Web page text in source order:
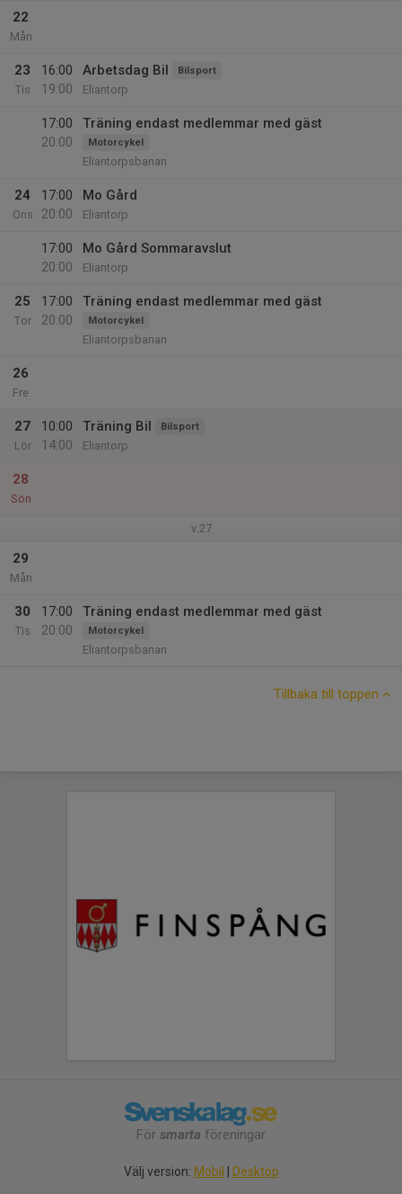
22
Mån
23
Tis
16:00
19:00
Arbetsdag Bil Bilsport
Eliantorp
17:00
20:00
Träning endast medlemmar med gäst
Motorcykel
Eliantorpsbanan
24
Ons
17:00
20:00
Mo Gård
Eliantorp
17:00
20:00
Mo Gård Sommaravslut
Eliantorp
25
Tor
17:00
20:00
Träning endast medlemmar med gäst
Motorcykel
Eliantorpsbanan
26
Fre
27
Lör
10:00
14:00
Träning Bil Bilsport
Eliantorp
28
Sön
v.27
29
Mån
30
Tis
17:00
20:00
Träning endast medlemmar med gäst
Motorcykel
Eliantorpsbanan
Tillbaka till toppen
För smarta föreningar
Välj version: Mobil Desktop